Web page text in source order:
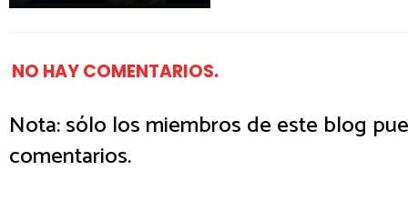
NO HAY COMENTARIOS.
Nota: sólo los miembros de este blog
comentarios.